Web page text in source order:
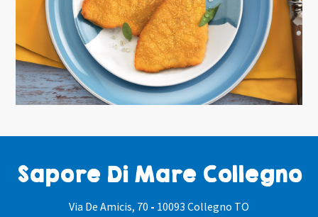
Sapore Di Mare Collegno
Via De Amicis, 70 - 10093 Collegno TO